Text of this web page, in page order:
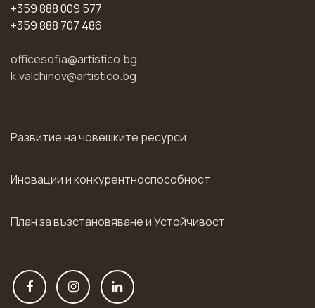
+359 888 009 577
+359 888 707 486
officesofia@artistico.bg
k.valchinov@artistico.bg
Развитие на човешките ресурси
Иновации и конкурентноспособност
План за възстановяване и Устойчивост